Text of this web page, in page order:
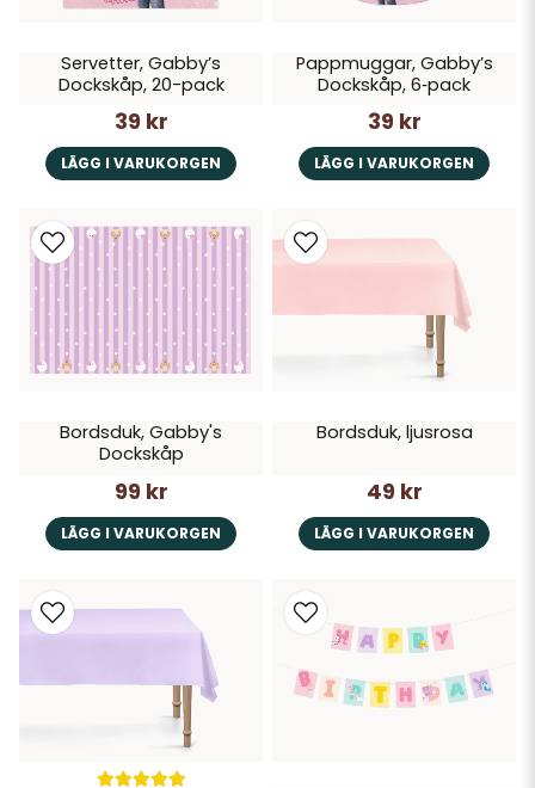
Servetter, Gabby’s
Dockskåp, 20-pack
39 kr
LÄGG I VARUKORGEN
Pappmuggar, Gabby’s
Dockskåp, 6‑pack
39 kr
LÄGG I VARUKORGEN
Bordsduk, Gabby's
Dockskåp
99 kr
LÄGG I VARUKORGEN
Bordsduk, ljusrosa
49 kr
LÄGG I VARUKORGEN